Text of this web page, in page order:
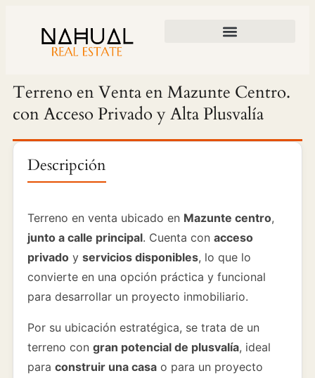
Terreno en Venta en Mazunte Centro.
con Acceso Privado y Alta Plusvalía
Descripción
Terreno en venta ubicado en Mazunte centro,
junto a calle principal. Cuenta con acceso
privado y servicios disponibles, lo que lo
convierte en una opción práctica y funcional
para desarrollar un proyecto inmobiliario.
Por su ubicación estratégica, se trata de un
terreno con gran potencial de plusvalía, ideal
para construir una casa o para un proyecto